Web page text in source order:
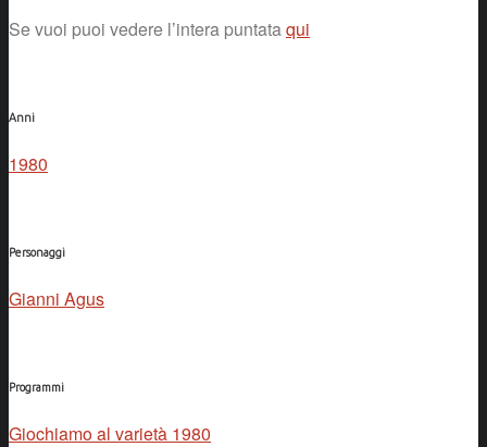
Se vuoi puoi vedere l’intera puntataqui
Anni
1980
Personaggi
Gianni Agus
Programmi
Giochiamo al varietà 1980